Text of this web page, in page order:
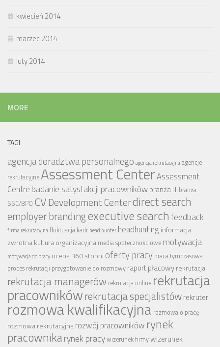
kwiecień 2014
marzec 2014
luty 2014
MORE
TAGI
agencja doradztwa personalnego agencja rekrutacyjnaagencje
rekrutacyjne Assessment CenterAssessment
Centre badanie satysfakcji pracownikówbranża IT branża
SSC/BPO CV Development Centerdirect search
employer brandingexecutive searchfeedback
firma rekrutacyjnafluktuacja kadr head hunter headhunting informacja
zwrotnakultura organizacyjna media społecznościowe motywacja
motywacja do pracy ocena 360 stopni oferty pracy praca tymczasowa
proces rekrutacji przygotowanie do rozmowy raport płacowyrekrutacja
rekrutacja managerów rekrutacja online rekrutacja
pracownikówrekrutacja specjalistówrekruter
rozmowa kwalifikacyjna rozmowa o pracę
rozmowa rekrutacyjnarozwój pracowników rynek
pracownikarynek pracywizerunek firmywizerunek